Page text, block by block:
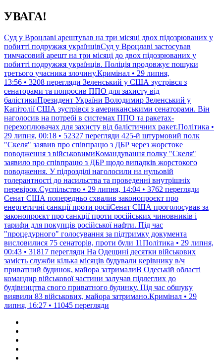
Перейти
до
УВАГА!
Суд у Вроцлаві арештував на три місяці двох підозрюваних у
побитті подружжя українцівСуд у Вроцлаві застосував
тимчасовий арешт на три місяці до двох підозрюваних у
побитті подружжя українців. Поліція продовжує пошуки
третього учасника злочину.Кримінал • 29 липня,
13:56 • 3208 перегляди Зеленський у США зустрівся з
сенаторами та попросив ППО для захисту від
балістикиПрезидент України Володимир Зеленський у
Капітолії США зустрівся з американськими сенаторами. Він
наголосив на потребі в системах ППО та ракетах-
перехоплювачах для захисту від балістичних ракет.Політика •
29 липня, 00:18 • 52327 перегляди 425-й штурмовий полк
"Скеля" заявив про співпрацю з ДБР через жорстоке
поводження з військовимиКомандування полку "Скеля"
заявило про співпрацю з ДБР щодо випадків жорстокого
поводження. У підрозділі наголосили на нульовій
толерантності до насильства та проведенні внутрішніх
перевірок.Суспільство • 29 липня, 14:04 • 3762 перегляди
Сенат США попередньо схвалив законопроєкт про
енергетичні санкції проти росіїСенат США проголосував за
законопроєкт про санкції проти російських чиновників і
тарифи для покупців російської нафти. Під час
"процедурного" голосування за підтримку документа
висловилися 75 сенаторів, проти були 11Політика • 29 липня,
00:43 • 31817 перегляди На Одещині десятки військових
замість служби кілька місяців будували керівнику в/ч
приватний будинок, майора затрималиВ Одеській області
командир військової частини залучав підлеглих до
будівництва свого приватного будинку. Під час обшуку
виявили 83 військових, майора затримано.Кримінал • 29
липня, 16:27 • 11045 перегляди